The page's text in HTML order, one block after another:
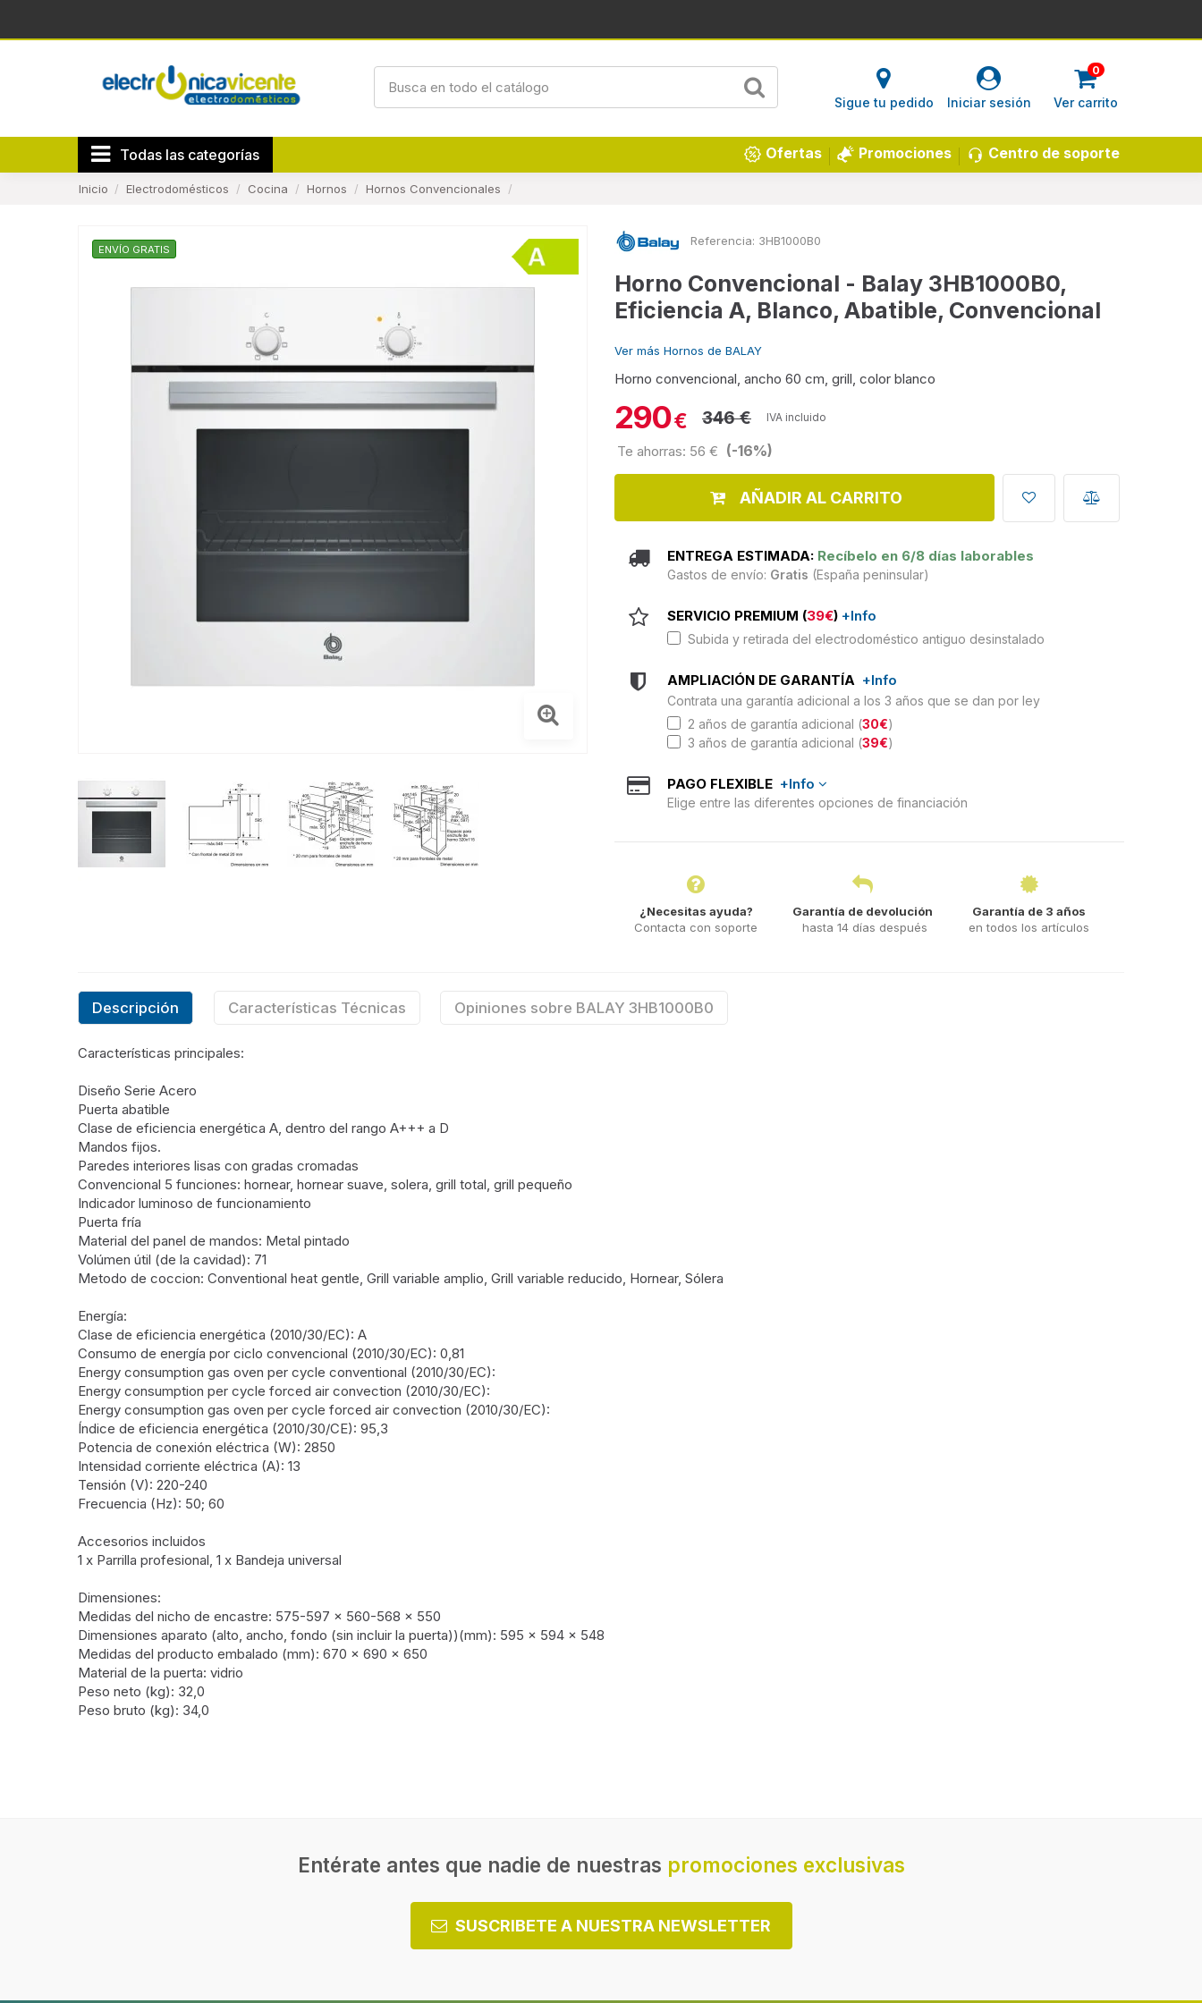
Sigue tu pedido Iniciar sesión
0
Ver carrito
Todas las categorías Centro de soporte
Promociones
Ofertas
Inicio Electrodomésticos Cocina Hornos Hornos Convencionales
ENVÍO GRATIS
Referencia: 3HB1000B0
Horno Convencional - Balay 3HB1000B0,
Eficiencia A, Blanco, Abatible, Convencional
Ver más Hornos de BALAY
Horno convencional, ancho 60 cm, grill, color blanco
290€ 346 € IVA incluido
Te ahorras: 56 € (-16%)
AÑADIR AL CARRITO
ENTREGA ESTIMADA: Recíbelo en 6/8 días laborables
Gastos de envío: Gratis (España peninsular)
SERVICIO PREMIUM (39€) +Info
Subida y retirada del electrodoméstico antiguo desinstalado
AMPLIACIÓN DE GARANTÍA +Info
Contrata una garantía adicional a los 3 años que se dan por ley
2 años de garantía adicional (30€)
3 años de garantía adicional (39€)
PAGO FLEXIBLE +Info
Elige entre las diferentes opciones de financiación
¿Necesitas ayuda?
Contacta con soporte
Garantía de devolución
hasta 14 días después
Garantía de 3 años
en todos los artículos
Descripción Características Técnicas Opiniones sobre BALAY 3HB1000B0
Características principales:
Diseño Serie Acero
Puerta abatible
Clase de eficiencia energética A, dentro del rango A+++ a D
Mandos fijos.
Paredes interiores lisas con gradas cromadas
Convencional 5 funciones: hornear, hornear suave, solera, grill total, grill pequeño
Indicador luminoso de funcionamiento
Puerta fría
Material del panel de mandos: Metal pintado
Volúmen útil (de la cavidad): 71
Metodo de coccion: Conventional heat gentle, Grill variable amplio, Grill variable reducido, Hornear, Sólera
Energía:
Clase de eficiencia energética (2010/30/EC): A
Consumo de energía por ciclo convencional (2010/30/EC): 0,81
Energy consumption gas oven per cycle conventional (2010/30/EC):
Energy consumption per cycle forced air convection (2010/30/EC):
Energy consumption gas oven per cycle forced air convection (2010/30/EC):
Índice de eficiencia energética (2010/30/CE): 95,3
Potencia de conexión eléctrica (W): 2850
Intensidad corriente eléctrica (A): 13
Tensión (V): 220-240
Frecuencia (Hz): 50; 60
Accesorios incluidos
1 x Parrilla profesional, 1 x Bandeja universal
Dimensiones:
Medidas del nicho de encastre: 575-597 x 560-568 x 550
Dimensiones aparato (alto, ancho, fondo (sin incluir la puerta))(mm): 595 x 594 x 548
Medidas del producto embalado (mm): 670 x 690 x 650
Material de la puerta: vidrio
Peso neto (kg): 32,0
Peso bruto (kg): 34,0
Horno eléctrico
Función de descongelación del
horno
Función recalentar
Entérate antes que nadie de nuestras promociones exclusivas
SUSCRIBETE A NUESTRA NEWSLETTER